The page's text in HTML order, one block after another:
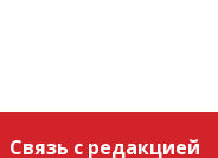
Связь с редакцией